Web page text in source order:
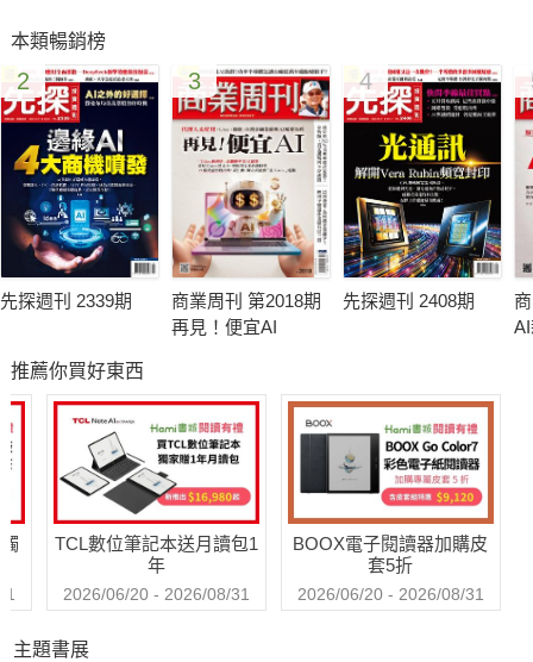
本類暢銷榜
2
先探週刊 2339期
3
商業周刊 第2018期
再見！便宜AI
4
先探週刊 2408期
推薦你買好東西
TCL數位筆記本送月讀包1
年
2026/06/20 - 2026/08/31
BOOX電子閱讀器加購皮
套5折
2026/06/20 - 2026/08/31
主題書展